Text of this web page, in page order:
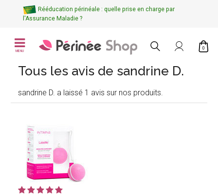
Rééducation périnéale : quelle prise en charge par
l'Assurance Maladie ?
MENU
0
Tous les avis de sandrine D.
sandrine D. a laissé 1 avis sur nos produits.